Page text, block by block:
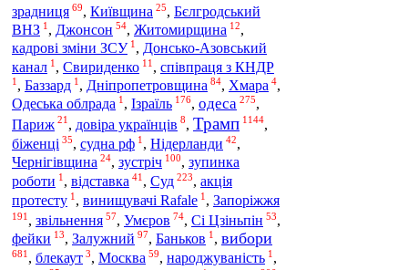
зрадниця 69, Київщина 25, Бєлгродський
ВНЗ 1 , Джонсон 54, Житомирщина 12,
кадрові зміни ЗСУ 1 , Донсько-Азовський
канал 1 , Свириденко 11 , співпраця з КНДР
1 , Баззард 1 , Дніпропетровщина 84, Хмара 4,
Одеська облрада 1 , Ізраїль 176, одеса 275,
Париж 21 , довіра українців 8, Трамп 1144,
біженці 35, судна рф 1 , Нідерланди 42,
Чернігівщина 24, зустріч 100, зупинка
роботи 1 , відставка 41 , Суд 223, акція
протесту 1, винищувачі Rafale 1, Запоріжжя
191 , звільнення 57, Умєров 74, Сі Цзіньпін 53,
фейки 13, Залужний 97, Баньков 1 , вибори
681, блекаут 3, Москва 59, народжуваність 1,